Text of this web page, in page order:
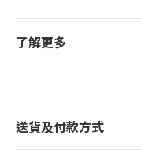
了解更多
送貨及付款方式